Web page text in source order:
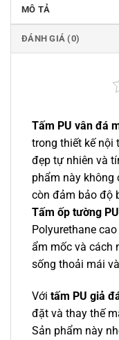
MÔ TẢ
ĐÁNH GIÁ (0)
Tấm PU vân đá
trong thiết kế nội
đẹp tự nhiên và
phẩm này không
còn đảm bảo độ
Tấm ốp tường
Polyurethane
ẩm mốc và cách
sống thoải mái
Với tấm PU giả
đặt và thay thế
Sản phẩm này